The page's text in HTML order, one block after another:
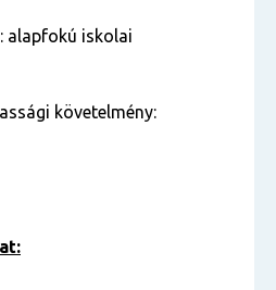
alapfokú iskolai
követelmény: